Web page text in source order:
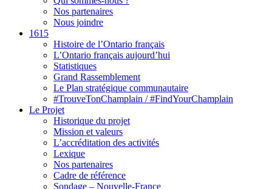
Nos partenaires
Nous joindre
1615
Histoire de l’Ontario français
L’Ontario français aujourd’hui
Statistiques
Grand Rassemblement
Le Plan stratégique communautaire
#TrouveTonChamplain / #FindYourChamplain
Le Projet
Historique du projet
Mission et valeurs
L’accréditation des activités
Lexique
Nos partenaires
Cadre de référence
Sondage – Nouvelle-France